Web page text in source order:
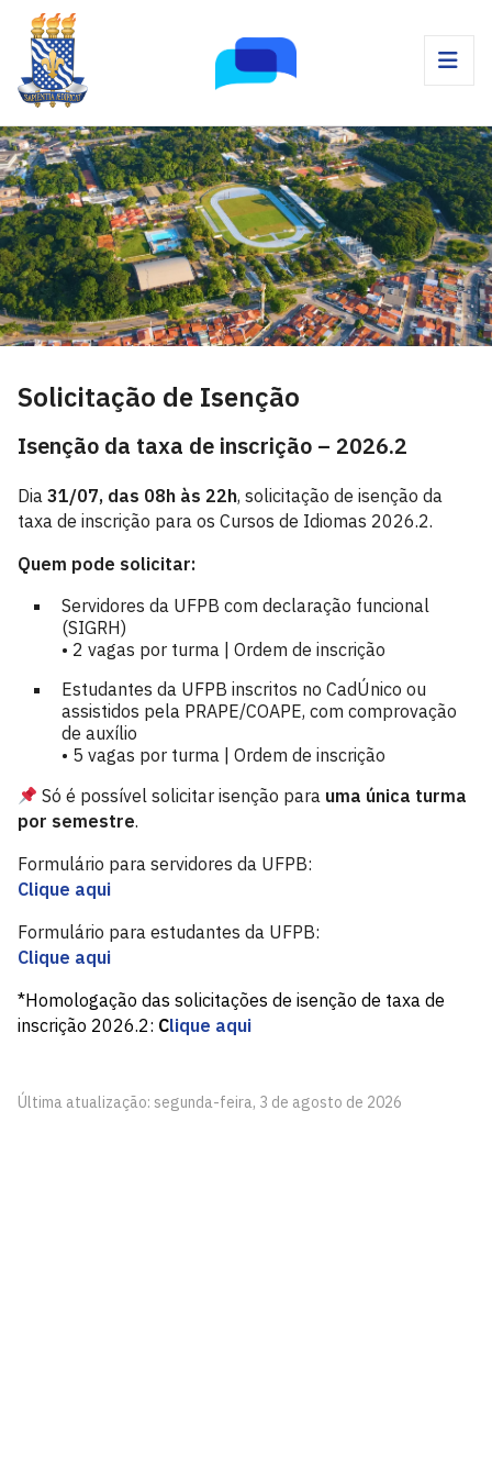
Solicitação de Isenção
Isenção da taxa de inscrição – 2026.2
Dia 31/07, das 08h às 22h, solicitação de isenção da
taxa de inscrição para os Cursos de Idiomas 2026.2.
Quem pode solicitar:
Servidores da UFPB com declaração funcional
(SIGRH)
• 2 vagas por turma | Ordem de inscrição
Estudantes da UFPB inscritos no CadÚnico ou
assistidos pela PRAPE/COAPE, com comprovação
de auxílio
• 5 vagas por turma | Ordem de inscrição
Só é possível solicitar isenção para uma única turma
por semestre.
Formulário para servidores da UFPB:
Clique aqui
Formulário para estudantes da UFPB:
Clique aqui
*Homologação das solicitações de isenção de taxa de
inscrição 2026.2: Clique aqui
Última atualização: segunda-feira, 3 de agosto de 2026